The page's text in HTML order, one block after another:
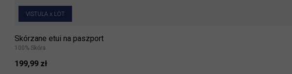
VISTULA x LOT
Skórzane etui na paszport
100% Skóra
199,99 zł